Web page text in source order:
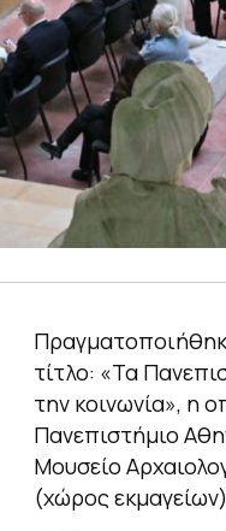
τίτλο: «Τα
την κοινωνία», η
Πανεπιστήμιο
Μουσείο
(χώρος